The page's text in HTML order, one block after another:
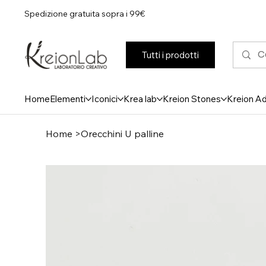
Spedizione gratuita sopra i 99€
Tutti i prodotti
HomeElementi Iconici Krea lab Kreion Stones Kreion
Home >Orecchini U palline